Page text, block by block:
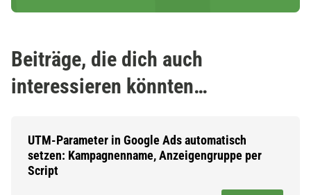
Beiträge, die dich auch
interessieren könnten…
UTM-Parameter in Google Ads automatisch
setzen: Kampagnenname, Anzeigengruppe per
Script